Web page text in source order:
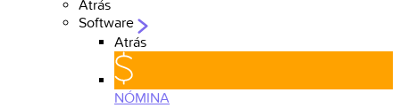
Atrás
Software
Atrás
NÓMINA